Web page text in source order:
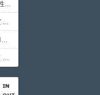
焼肉店でノンアルコールビールを飲んだら2杯目で急性アルコール中毒になった。それで警察と保健所を巻き込む騒ぎに…
20歳の大学生の女友達が47歳のおっさんと付き合ってる。卒業後に結婚するらしいが、やめた方がいいと思うワイがおかしいのか？
大好きなキャラで結婚式のアイテムを手作りした新婦がお色直しでロビーに出た。そこで新郎友人が「手作りとかさあ、チープすぎね？」と嘲笑しているのを聞いてしまい…
交際を断ったのに一日中LINEを送ってくる男性が怖くなって友人に相談した。すると「障がい者だからって断るとか軽蔑する」と言われて…